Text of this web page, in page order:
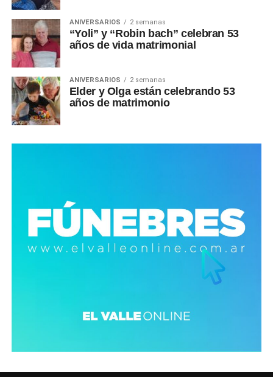
ANIVERSARIOS 2 semanas
“Yoli” y “Robin bach” celebran 53
años de vida matrimonial
ANIVERSARIOS 2 semanas
Elder y Olga están celebrando 53
años de matrimonio